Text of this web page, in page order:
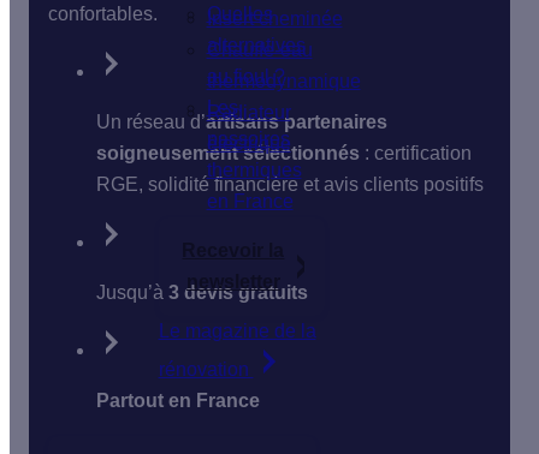
Insert cheminée
Chauffe-eau
thermodynamique
Radiateur
électrique
Quelles
alternatives
au fioul ?
Les
passoires
thermiques
en France
newsletter
Le magazine de la
rénovation
confortables.
Un réseau d’artisans partenaires
soigneusement sélectionnés : certification
RGE, solidité financière et avis clients positifs
Jusqu’à 3 devis gratuits
Partout en France